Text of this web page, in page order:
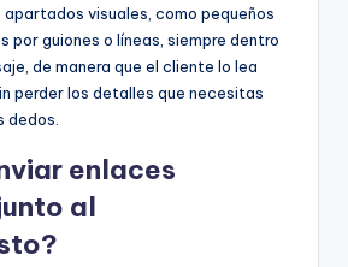
visuales, como pequeños
por guiones o líneas, siempre dentro
de manera que el cliente lo lea
perder los detalles que necesitas
dedos.
enlaces
al